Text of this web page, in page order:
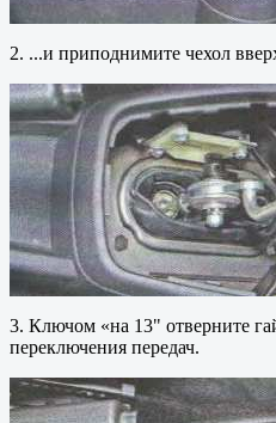
2. ...и приподнимите чехол
3. Ключом «на 13" отверните
переключения передач.